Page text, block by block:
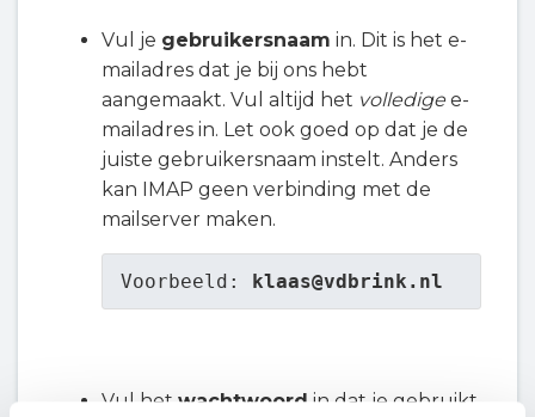
Vul je gebruikersnaam in. Dit is het e-
mailadres dat je bij ons hebt
aangemaakt. Vul altijd het volledige e-
mailadres in. Let ook goed op dat je de
juiste gebruikersnaam instelt. Anders
kan IMAP geen verbinding met de
mailserver maken.
Voorbeeld: klaas@vdbrink.nl
Vul het wachtwoord in dat je gebruikt